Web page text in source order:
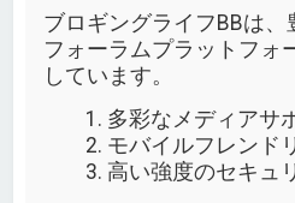
ブロギングライフBBは
フォーラムプラットフォ
しています。
多彩なメディアサ
モバイルフレンド
高い強度のセキュ